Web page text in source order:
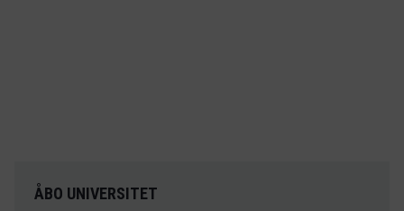
ÅBO UNIVERSITET